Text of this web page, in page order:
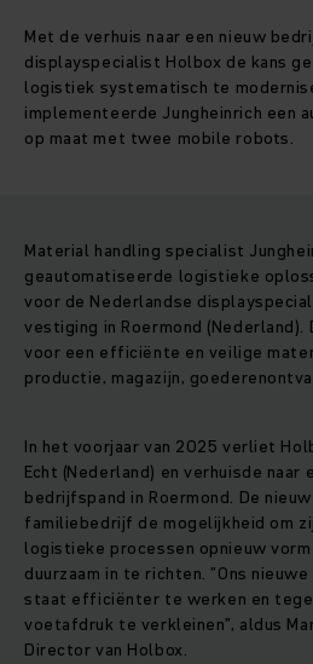
Met de verhuis naar een nieuw
displayspecialist Holbox de kans
logistiek systematisch te
implementeerde Jungheinrich een
op maat met twee mobile robots.
Material handling specialist
geautomatiseerde logistieke
voor de Nederlandse
vestiging in Roermond
voor een efficiënte en veilige
productie, magazijn,
In het voorjaar van 2025 verliet
Echt (Nederland) en verhuisde naar
bedrijfspand in Roermond. De
familiebedrijf de mogelijkheid om
logistieke processen opnieuw
duurzaam in te richten. ”Ons
staat efficiënter te werken en
voetafdruk te verkleinen”, aldus
Director van Holbox.